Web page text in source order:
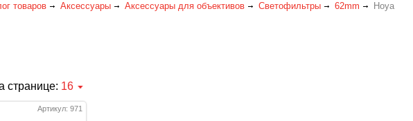
товаров Аксессуары Аксессуары для объективов Светофильтры 62mm Hoya
странице: 16
Артикул: 971